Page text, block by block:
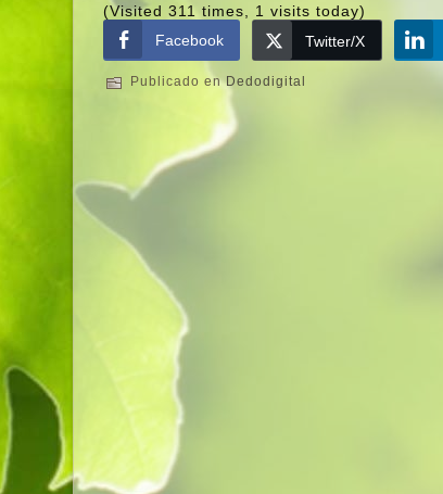
(Visited 311 times, 1 visits today)
Facebook
Twitter/X
Publicado en Dedodigital